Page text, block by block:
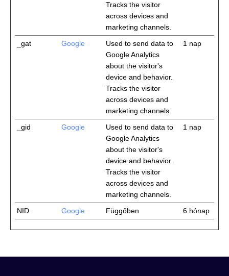
Tracks the visitor
across devices and
marketing channels.
_gat Google
Used to send data to
Google Analytics
about the visitor's
device and behavior.
Tracks the visitor
across devices and
marketing channels.
1 nap
_gid Google
Used to send data to
Google Analytics
about the visitor's
device and behavior.
Tracks the visitor
across devices and
marketing channels.
1 nap
NID Google Függőben 6 hónap